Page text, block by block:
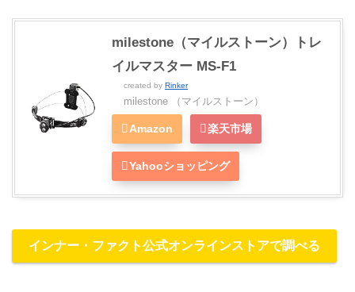
milestone（マイルストーン）トレ
イルマスター MS-F1
created by Rinker
milestone （マイルストーン）
Amazon 楽天市場
Yahooショッピング
インナー・ファクト公式オンラインストアで調べる